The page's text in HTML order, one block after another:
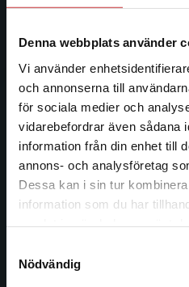
Denna webbplats använder
Vi använder
och annonserna till
för sociala medier och
vidarebefordrar även sådana
information från din enhet till
annons- och analysföretag
Dessa kan i sin tur
information som du har
Nödvändig
Begränsad
Det verkar som att du
studentlitteratur.se via
Vi erbjuder inte
att kunna slutföra ett köp
facklitteratur, utbildningar
längs hela kunskapsresan.
Kontakta oss
Kontakta oss
046-31 20 00
Postadress:
Box 141
221 00 Lund
Besöksadress: